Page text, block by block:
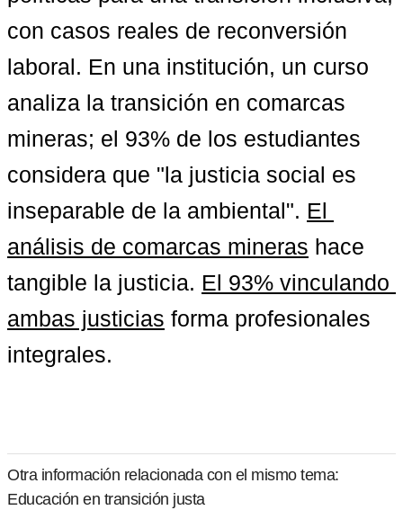
con casos reales de reconversión
laboral. En una institución, un curso
analiza la transición en comarcas
mineras; el 93% de los estudiantes
considera que "la justicia social es
inseparable de la ambiental". El
análisis de comarcas mineras hace
tangible la justicia. El 93% vinculando
ambas justicias forma profesionales
integrales.
Otra información relacionada con el mismo tema:
Educación en transición justa